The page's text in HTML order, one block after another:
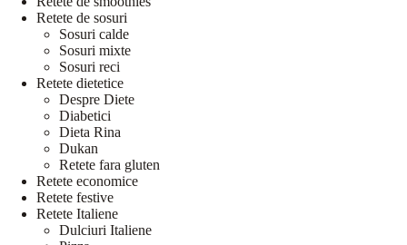
Retete de sosuri
Sosuri calde
Sosuri mixte
Sosuri reci
Retete dietetice
Despre Diete
Diabetici
Dieta Rina
Dukan
Retete fara gluten
Retete economice
Retete festive
Retete Italiene
Dulciuri Italiene